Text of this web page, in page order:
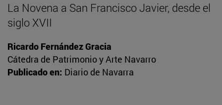
La Novena a San Francisco Javier, desde el
siglo XVII
Ricardo Fernández Gracia
Cátedra de Patrimonio y Arte Navarro
Publicado en: Diario de Navarra